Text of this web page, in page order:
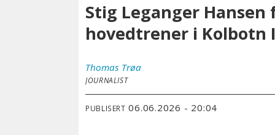
Stig Leganger
hovedtrener i Kolbotn
Thomas Trøa
JOURNALIST
PUBLISERT 06.06.2026 - 20:04